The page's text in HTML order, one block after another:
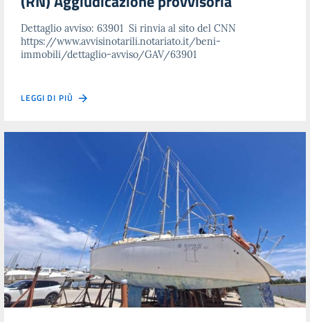
Dettaglio avviso: 63901 Si rinvia al sito del CNN
https://www.avvisinotarili.notariato.it/beni-
immobili/dettaglio-avviso/GAV/63901
LEGGI DI PIÙ